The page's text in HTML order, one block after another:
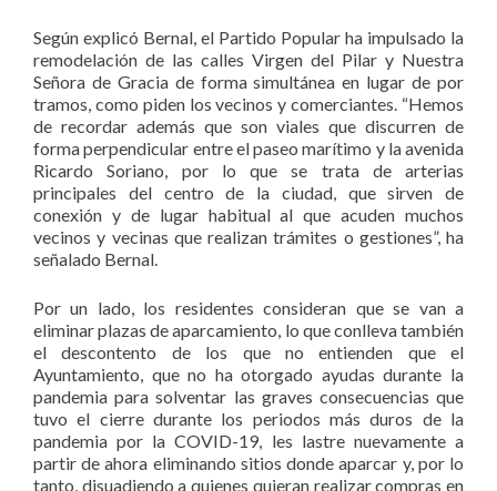
Según explicó Bernal, el Partido Popular ha impulsado la
remodelación de las calles Virgen del Pilar y Nuestra
Señora de Gracia de forma simultánea en lugar de por
tramos, como piden los vecinos y comerciantes. “Hemos
de recordar además que son viales que discurren de
forma perpendicular entre el paseo marítimo y la avenida
Ricardo Soriano, por lo que se trata de arterias
principales del centro de la ciudad, que sirven de
conexión y de lugar habitual al que acuden muchos
vecinos y vecinas que realizan trámites o gestiones”, ha
señalado Bernal.
Por un lado, los residentes consideran que se van a
eliminar plazas de aparcamiento, lo que conlleva también
el descontento de los que no entienden que el
Ayuntamiento, que no ha otorgado ayudas durante la
pandemia para solventar las graves consecuencias que
tuvo el cierre durante los periodos más duros de la
pandemia por la COVID-19, les lastre nuevamente a
partir de ahora eliminando sitios donde aparcar y, por lo
tanto, disuadiendo a quienes quieran realizar compras en